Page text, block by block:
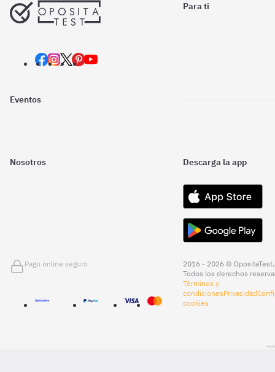
Para ti
Eventos
Nosotros Descarga la app
Pago online seguro
2016 - 2026 © OpositaTest.
Todos los derechos
Términos y
condicionesPrivacidad
cookies